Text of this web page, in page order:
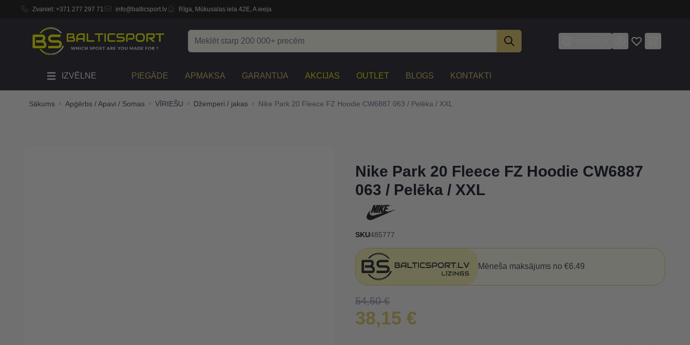
Zvaniet: +371 277 297 71 info@balticsport.lv Rīga, Mūkusalas iela 42E, A ieeja
IZVĒLNE PIEGĀDE APMAKSA GARANTIJA AKCIJAS OUTLET BLOGS KONTAKTI
Sākums Apģērbs / Apavi / Somas VĪRIEŠU Džemperi / jakas Nike Park 20 Fleece FZ Hoodie CW6887 063 / Pelēka / XXL
Nike Park 20 Fleece FZ Hoodie CW6887
063 / Pelēka / XXL
SKU485777
Mēneša maksājums no €6.49
54,50 €
38,15 €